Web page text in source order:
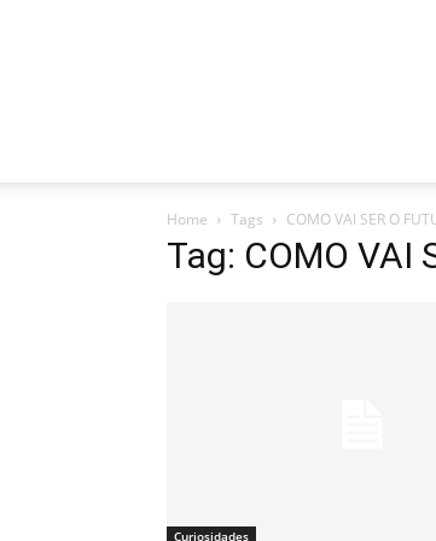
Home Tags COMO VAI SER O
Tag: COMO VAI
Curiosidades